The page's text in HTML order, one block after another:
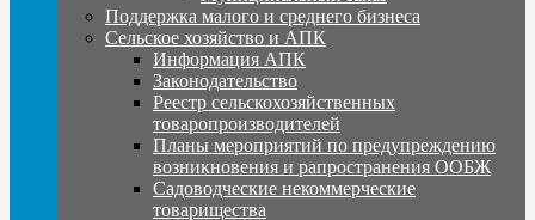
Поддержка малого и среднего бизнеса
Сельское хозяйство и АПК
Информация АПК
Законодательство
Реестр сельскохозяйственных
товаропроизводителей
Планы мероприятий по предупреждению
возникновения и рапространения ООБЖ
Садоводческие некоммерческие
товарищества